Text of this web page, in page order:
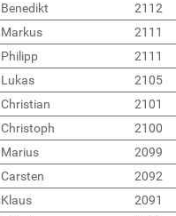
Benedikt
2112
Markus
2111
Philipp
2111
Lukas
2105
Christian
2101
Christoph
2100
Marius
2099
Carsten
2092
Klaus
2091